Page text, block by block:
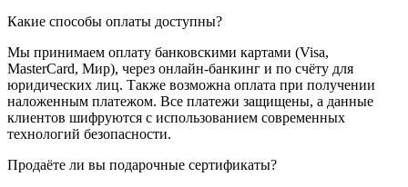
Какие способы оплаты доступны?
Мы принимаем оплату банковскими картами (Visa,
MasterCard, Мир), через онлайн-банкинг и по счёту для
юридических лиц. Также возможна оплата при получении
наложенным платежом. Все платежи защищены, а данные
клиентов шифруются с использованием современных
технологий безопасности.
Продаёте ли вы подарочные сертификаты?